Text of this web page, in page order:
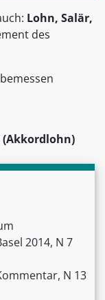
Lohn, Salär,
des
(Akkordlohn)
2014, N 7
N 13